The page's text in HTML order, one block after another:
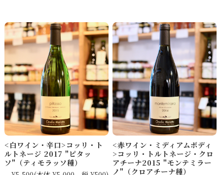
<白ワイン・辛口>コッリ・ト
ルトネージ 2017 "ピタッ
ソ"（ティモラッソ種）
<赤ワイン・ミディアムボディ
>コッリ・トルトネージ・クロ
アチーナ2015 "モンテミラー
ノ"（クロアチーナ種）